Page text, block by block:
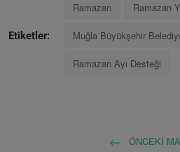
Etiketler:
Ramazan Ramazan
Muğla Büyükşehir
Ramazan Ayı Desteği
ÖNCEKI